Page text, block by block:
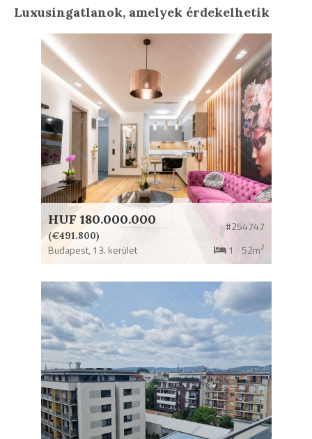
Luxusingatlanok, amelyek érdekelhetik
HUF 180.000.000
(€491.800)
#254747
Budapest, 13. kerület 1 52m2